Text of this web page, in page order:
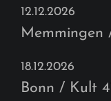
12.12.2026
18.12.2026
Bonn / Kult